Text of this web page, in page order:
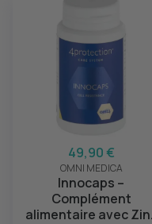
49,90 €
OMNI MEDICA
Innocaps –
Complément
alimentaire avec